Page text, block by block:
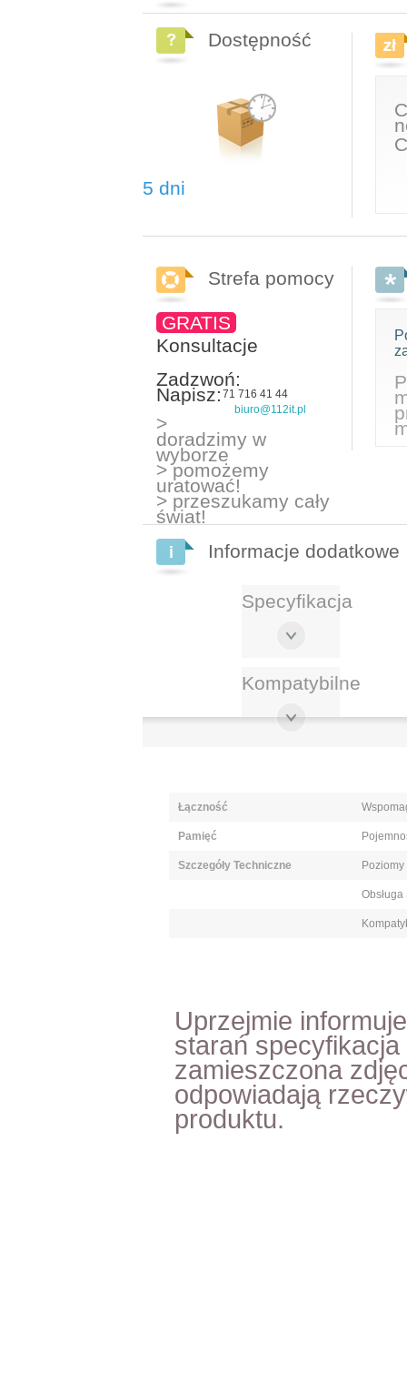
Dostępność
5 dni
Strefa pomocy
GRATIS
Konsultacje
Zadzwoń:
71 716 41 44
Napisz:
biuro@112it.pl
>
doradzimy w
wyborze
> pomożemy
uratować!
> przeszukamy cały
świat!
Informacje dodatkowe
Specyfikacja
Kompatybilne
Łączność
Pamięć
Szczegóły Techniczne
Obsługa
Uprzejmie
starań
zamieszczona
odpowiadają
produktu.